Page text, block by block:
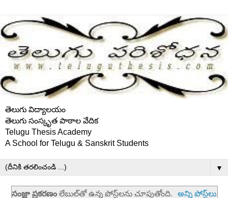
తెలుగు విద్యాలయం
తెలుగు సంస్కృత పాఠాల వేదిక
Telugu Thesis Academy
A School for Telugu & Sanskrit Students
▼
సంజ్ఞా ప్రకరణంలేబుల్‌తో ఉన్న పోస్ట్‌లను చూపుతోంది.
అన్ని పోస్ట్‌లు